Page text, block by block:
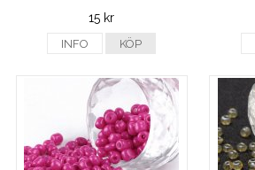
15 kr
INFO KÖP